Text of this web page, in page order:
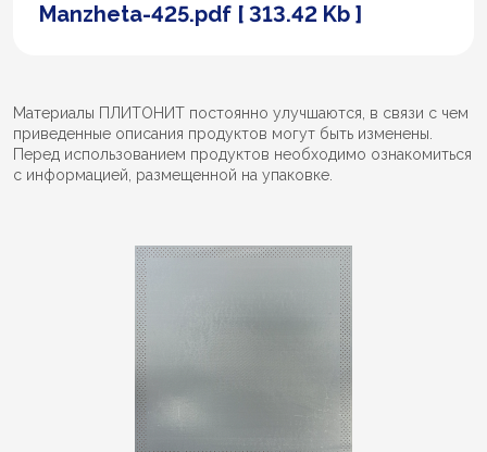
Manzheta-425.pdf [ 313.42 Kb ]
Материалы ПЛИТОНИТ постоянно улучшаются, в связи с чем
приведенные описания продуктов могут быть изменены.
Перед использованием продуктов необходимо ознакомиться
с информацией, размещенной на упаковке.